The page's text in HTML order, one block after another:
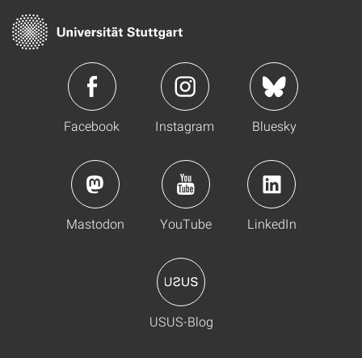
Facebook Instagram Bluesky
Mastodon YouTube LinkedIn
USUS-Blog